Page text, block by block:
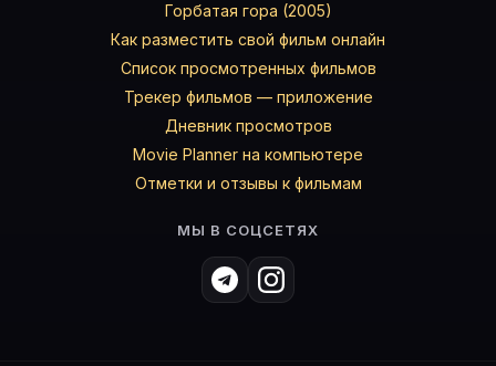
Горбатая гора (2005)
Как разместить свой фильм онлайн
Список просмотренных фильмов
Трекер фильмов — приложение
Дневник просмотров
Movie Planner на компьютере
Отметки и отзывы к фильмам
МЫ В СОЦСЕТЯХ